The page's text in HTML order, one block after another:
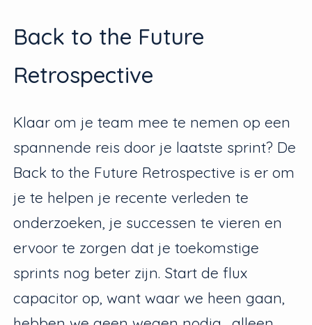
Back to the Future
Retrospective
Klaar om je team mee te nemen op een
spannende reis door je laatste sprint? De
Back to the Future Retrospective is er om
je te helpen je recente verleden te
onderzoeken, je successen te vieren en
ervoor te zorgen dat je toekomstige
sprints nog beter zijn. Start de flux
capacitor op, want waar we heen gaan,